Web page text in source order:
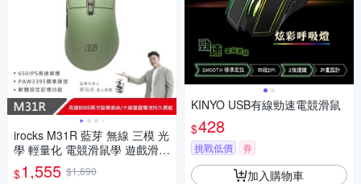
irocks M31R 藍芽 無線 三模 光
學 輕量化 電競滑鼠學 遊戲滑鼠
軍規綠
$1,555 $1,690
KINYO USB有線勁速電競滑鼠
$428
挑戰低價 券
加入購物車